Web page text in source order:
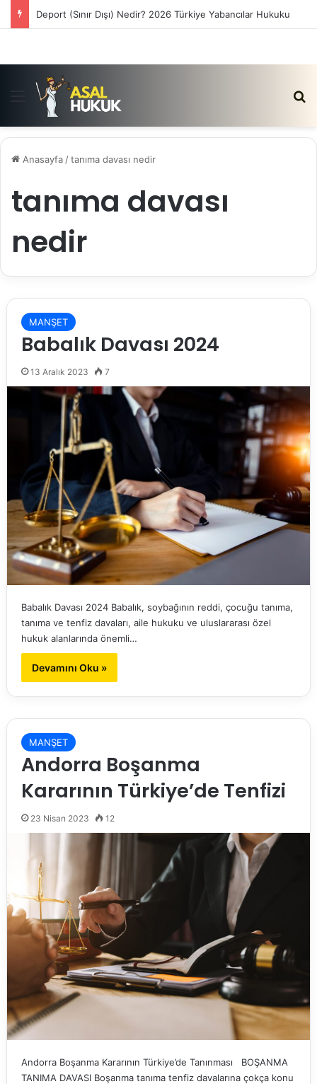
Deport (Sınır Dışı) Nedir? 2026 Türkiye Yabancılar Hukuku
Menü
Anasayfa /tanıma davası nedir
tanıma davası
nedir
MANŞET
Babalık Davası 2024
13 Aralık 2023 7
Babalık Davası 2024 Babalık, soybağının reddi, çocuğu tanıma,
tanıma ve tenfiz davaları, aile hukuku ve uluslararası özel
hukuk alanlarında önemli…
Devamını Oku »
MANŞET
Andorra Boşanma
Kararının Türkiye’de Tenfizi
23 Nisan 2023 12
Andorra Boşanma Kararının Türkiye’de Tanınması BOŞANMA
TANIMA DAVASI Boşanma tanıma tenfiz davalarına çokça konu